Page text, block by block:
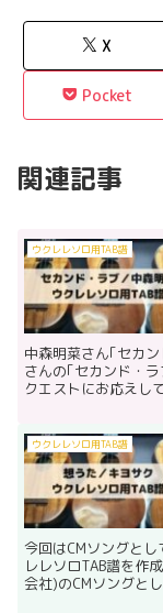
X
Pocket
関連記事
ウクレレソロ用TAB譜
中森明菜さん｢セカ
さんの｢セカンド・
クエストにお応えし
ウクレレソロ用TAB譜
今回はCMソングと
レレソロTAB譜を作
会社)のCMソングと